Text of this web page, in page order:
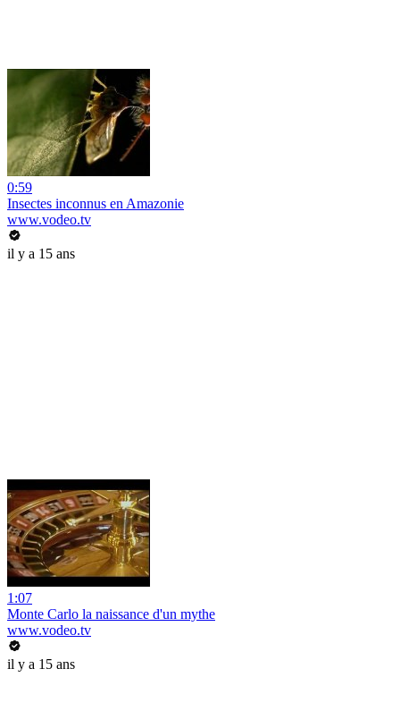
0:59
Insectes inconnus en Amazonie
www.vodeo.tv
il y a 15 ans
1:07
Monte Carlo la naissance d'un mythe
www.vodeo.tv
il y a 15 ans